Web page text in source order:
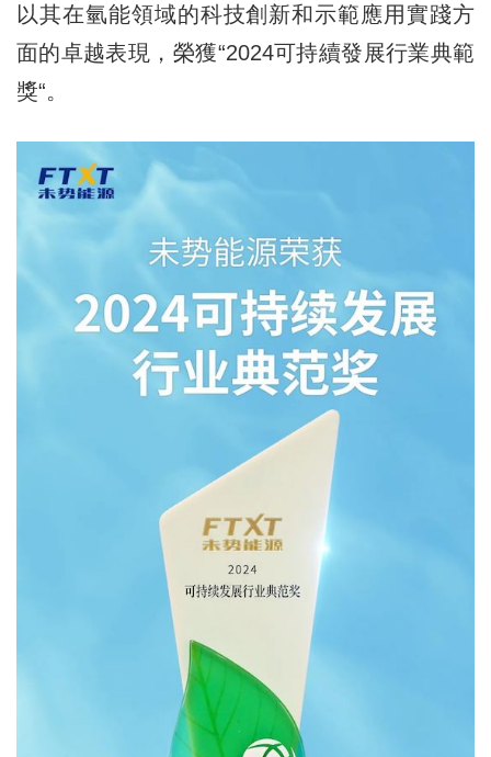
以其在氫能領域的科技創新和示範應用實踐方
面的卓越表現，榮獲“2024可持續發展行業典範
獎“。